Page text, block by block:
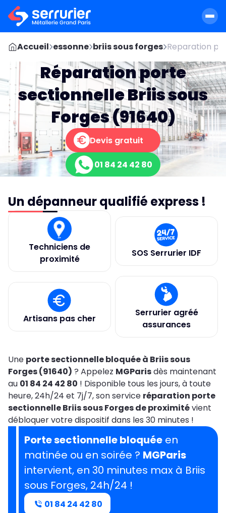
Accueil essonne briis sous forges Reparation
Réparation porte
sectionnelle Briis sous
Forges (91640)
Devis gratuit
01 84 24 42 80
Un dépanneur qualifié express !
Techniciens de
proximité
SOS Serrurier IDF
Artisans pas cher
Serrurier agréé
assurances
Une porte sectionnelle bloquée à Briis sous
Forges (91640) ? Appelez MGParisdès maintenant
au 01 84 24 42 80 ! Disponible tous les jours, à toute
heure, 24h/24 et 7j/7, son service réparation porte
sectionnelle Briis sous Forges de proximitévient
débloquer votre dispositif dans les 30 minutes !
Porte sectionnelle bloquée en
matinée ou en soirée ? MGParis
intervient, en 30 minutes max à Briis
sous Forges, 24h/24 !
01 84 24 42 80